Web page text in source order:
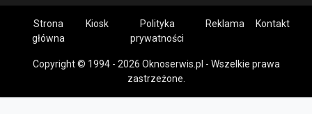
Strona
główna
Kiosk
Polityka
prywatności
Reklama Kontakt
Copyright © 1994 - 2026 Oknoserwis.pl - Wszelkie prawa
zastrzeżone.